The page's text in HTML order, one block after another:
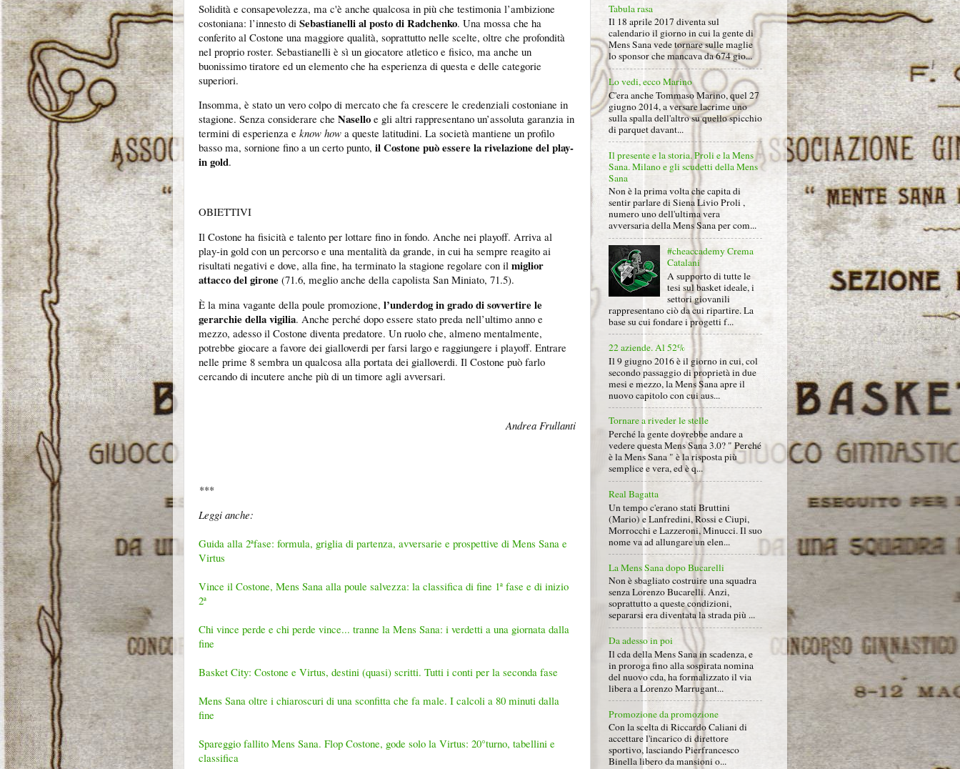
Solidità e consapevolezza, ma c'è anche qualcosa in più che testimonia l’ambizione
costoniana: l’innesto di Sebastianelli al posto di Radchenko. Una mossa che ha
conferito al Costone una maggiore qualità, soprattutto nelle scelte, oltre che profondità
nel proprio roster. Sebastianelli è sì un giocatore atletico e fisico, ma anche un
buonissimo tiratore ed un elemento che ha esperienza di questa e delle categorie
superiori.
Insomma, è stato un vero colpo di mercato che fa crescere le credenziali costoniane in
stagione. Senza considerare che Nasello e gli altri rappresentano un’assoluta garanzia in
termini di esperienza e know how a queste latitudini. La società mantiene un profilo
basso ma, sornione fino a un certo punto, il Costone può essere la rivelazione del play-
in gold.
OBIETTIVI
Il Costone ha fisicità e talento per lottare fino in fondo. Anche nei playoff. Arriva al
play-in gold con un percorso e una mentalità da grande, in cui ha sempre reagito ai
risultati negativi e dove, alla fine, ha terminato la stagione regolare con il miglior
attacco del girone (71.6, meglio anche della capolista San Miniato, 71.5).
È la mina vagante della poule promozione, l’underdog in grado di sovvertire le
gerarchie della vigilia. Anche perché dopo essere stato preda nell’ultimo anno e
mezzo, adesso il Costone diventa predatore. Un ruolo che, almeno mentalmente,
potrebbe giocare a favore dei gialloverdi per farsi largo e raggiungere i playoff. Entrare
nelle prime 8 sembra un qualcosa alla portata dei gialloverdi. Il Costone può farlo
cercando di incutere anche più di un timore agli avversari.
Andrea Frullanti
***
Leggi anche:
Guida alla 2ªfase: formula, griglia di partenza, avversarie e prospettive di Mens Sana e
Virtus
Vince il Costone, Mens Sana alla poule salvezza: la classifica di fine 1ª fase e di inizio
2ª
Chi vince perde e chi perde vince... tranne la Mens Sana: i verdetti a una giornata dalla
fine
Basket City: Costone e Virtus, destini (quasi) scritti. Tutti i conti per la seconda fase
Mens Sana oltre i chiaroscuri di una sconfitta che fa male. I calcoli a 80 minuti dalla
fine
Spareggio fallito Mens Sana. Flop Costone, gode solo la Virtus: 20°turno, tabellini e
classifica
Tabula rasa
Il 18 aprile 2017 diventa sul
calendario il giorno in cui la gente di
Mens Sana vede tornare sulle maglie
lo sponsor che mancava da 674 gio...
Lo vedi, ecco Marino
C'era anche Tommaso Marino, quel 27
giugno 2014, a versare lacrime uno
sulla spalla dell'altro su quello spicchio
di parquet davant...
Il presente e la storia. Proli e la Mens
Sana. Milano e gli scudetti della Mens
Sana
Non è la prima volta che capita di
sentir parlare di Siena Livio Proli ,
numero uno dell'ultima vera
avversaria della Mens Sana per com...
#cheaccademy Crema
Catalani
A supporto di tutte le
tesi sul basket ideale, i
settori giovanili
rappresentano ciò da cui ripartire. La
base su cui fondare i progetti f...
22 aziende. Al 52%
Il 9 giugno 2016 è il giorno in cui, col
secondo passaggio di proprietà in due
mesi e mezzo, la Mens Sana apre il
nuovo capitolo con cui aus...
Tornare a riveder le stelle
Perché la gente dovrebbe andare a
vedere questa Mens Sana 3.0? " Perché
è la Mens Sana " è la risposta più
semplice e vera, ed è q...
Real Bagatta
Un tempo c'erano stati Bruttini
(Mario) e Lanfredini, Rossi e Ciupi,
Morrocchi e Lazzeroni, Minucci. Il suo
nome va ad allungare un elen...
La Mens Sana dopo Bucarelli
Non è sbagliato costruire una squadra
senza Lorenzo Bucarelli. Anzi,
soprattutto a queste condizioni,
separarsi era diventata la strada più ...
Da adesso in poi
Il cda della Mens Sana in scadenza, e
in proroga fino alla sospirata nomina
del nuovo cda, ha formalizzato il via
libera a Lorenzo Marrugant...
Promozione da promozione
Con la scelta di Riccardo Caliani di
accettare l'incarico di direttore
sportivo, lasciando Pierfrancesco
Binella libero da mansioni o...